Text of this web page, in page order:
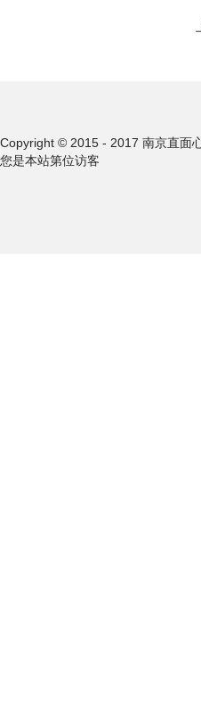
Copyright © 2015 - 2017 南京直面
您是本站第位访客